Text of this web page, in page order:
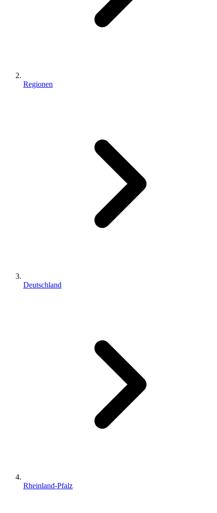
Regionen
Deutschland
Rheinland-Pfalz